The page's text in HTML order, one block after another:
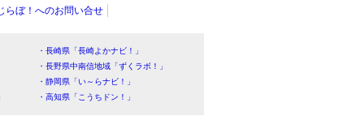
らぼ！へのお問い合せ
・長崎県「長崎よかナビ！」
・長野県中南信地域「ずくラボ！」
・静岡県「い～らナビ！」
・高知県「こうちドン！」